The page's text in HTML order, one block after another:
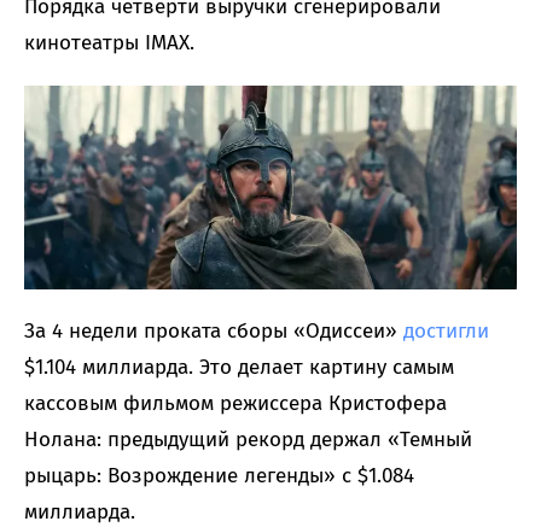
Порядка четверти выручки сгенерировали
кинотеатры IMAX.
За 4 недели проката сборы «Одиссеи» достигли
$1.104 миллиарда. Это делает картину самым
кассовым фильмом режиссера Кристофера
Нолана: предыдущий рекорд держал «Темный
рыцарь: Возрождение легенды» с $1.084
миллиарда.